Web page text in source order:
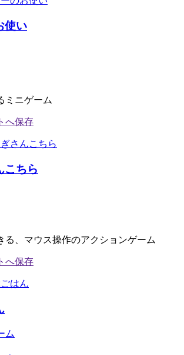
使い
ミニゲーム
こちら
る、マウス操作のアクションゲーム
ム